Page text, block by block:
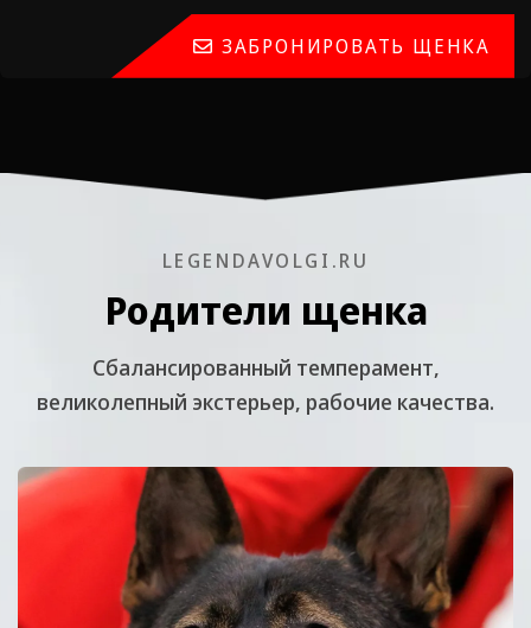
ЗАБРОНИРОВАТЬ ЩЕНКА
LEGENDAVOLGI.RU
Родители щенка
Cбалансированный темперамент,
великолепный экстерьер, рабочие качества.